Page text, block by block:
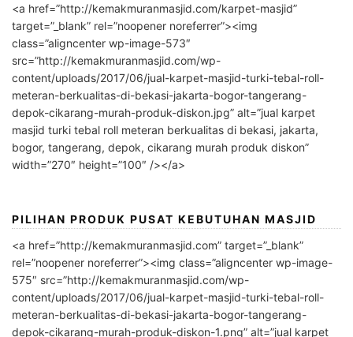
<a href=”http://kemakmuranmasjid.com/karpet-masjid”
target=”_blank” rel=”noopener noreferrer”><img
class=”aligncenter wp-image-573″
src=”http://kemakmuranmasjid.com/wp-
content/uploads/2017/06/jual-karpet-masjid-turki-tebal-roll-
meteran-berkualitas-di-bekasi-jakarta-bogor-tangerang-
depok-cikarang-murah-produk-diskon.jpg” alt=”jual karpet
masjid turki tebal roll meteran berkualitas di bekasi, jakarta,
bogor, tangerang, depok, cikarang murah produk diskon”
width=”270″ height=”100″ /></a>
PILIHAN PRODUK PUSAT KEBUTUHAN MASJID
<a href=”http://kemakmuranmasjid.com” target=”_blank”
rel=”noopener noreferrer”><img class=”aligncenter wp-image-
575″ src=”http://kemakmuranmasjid.com/wp-
content/uploads/2017/06/jual-karpet-masjid-turki-tebal-roll-
meteran-berkualitas-di-bekasi-jakarta-bogor-tangerang-
depok-cikarang-murah-produk-diskon-1.png” alt=”jual karpet